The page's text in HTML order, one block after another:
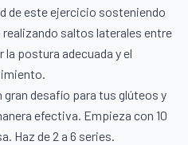
de este ejercicio sosteniendo
saltos laterales entre
la postura adecuada y el
desafío para tus glúteos y
efectiva. Empieza con 10
Haz de 2 a 6 series.